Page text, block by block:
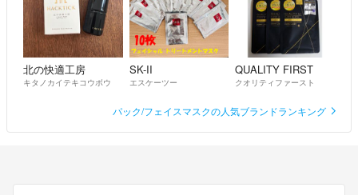
北の快適工房
キタノカイテキコウボウ
SK-II
エスケーツー
QUALITY FIRST
クオリティファースト
パック/フェイスマスクの人気ブランドランキング